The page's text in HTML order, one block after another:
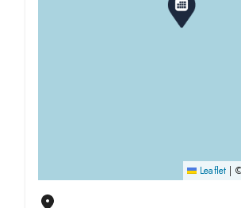
Leaflet